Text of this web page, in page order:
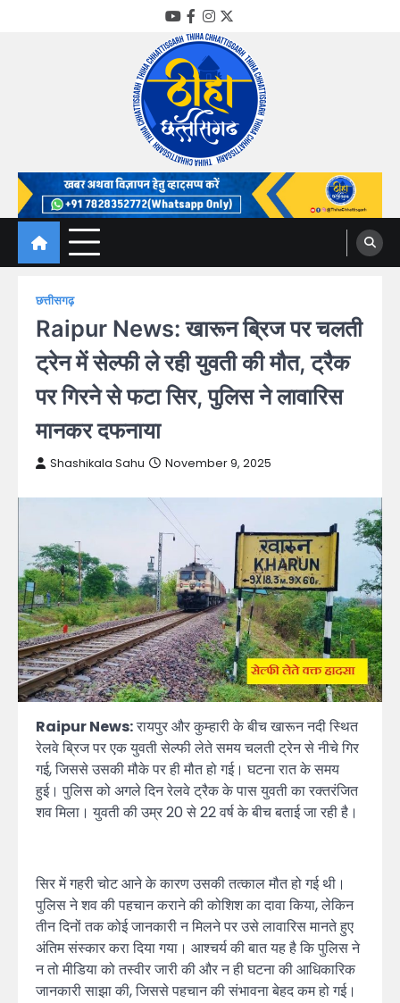
YouTube
Facebook
Instagram
Twitter
Thiha Chhattisgarh
गोठ जन-जन के
छत्तीसगढ़
Raipur News: खारून ब्रिज पर चलती
ट्रेन में सेल्फी ले रही युवती की मौत, ट्रैक
पर गिरने से फटा सिर, पुलिस ने लावारिस
मानकर दफनाया
Shashikala Sahu November 9, 2025
Raipur News:रायपुर और कुम्हारी के बीच खारून नदी स्थित
रेलवे ब्रिज पर एक युवती सेल्फी लेते समय चलती ट्रेन से नीचे गिर
गई, जिससे उसकी मौके पर ही मौत हो गई। घटना रात के समय
हुई। पुलिस को अगले दिन रेलवे ट्रैक के पास युवती का रक्तरंजित
शव मिला। युवती की उम्र 20 से 22 वर्ष के बीच बताई जा रही है।
सिर में गहरी चोट आने के कारण उसकी तत्काल मौत हो गई थी।
पुलिस ने शव की पहचान कराने की कोशिश का दावा किया, लेकिन
तीन दिनों तक कोई जानकारी न मिलने पर उसे लावारिस मानते हुए
अंतिम संस्कार करा दिया गया। आश्चर्य की बात यह है कि पुलिस ने
न तो मीडिया को तस्वीर जारी की और न ही घटना की आधिकारिक
जानकारी साझा की, जिससे पहचान की संभावना बेहद कम हो गई।